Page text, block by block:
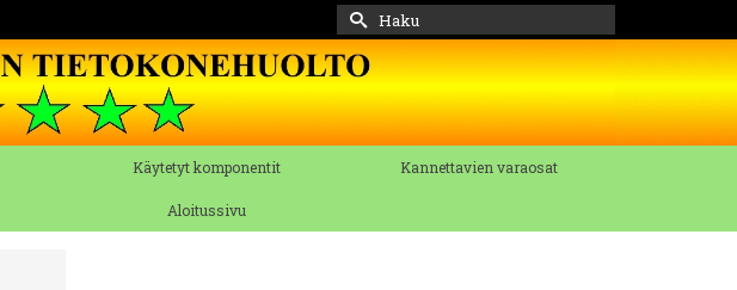
Search
for:
Käytetyt komponentit Kannettavien varaosat
Aloitussivu